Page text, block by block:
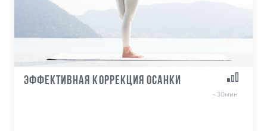
Эффективная коррекция осанки
~30мин